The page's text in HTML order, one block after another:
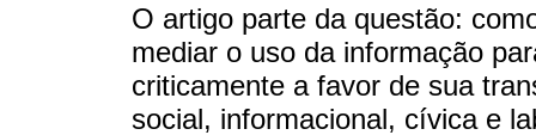
O artigo parte da questão:
mediar o uso da informação
criticamente a favor de sua
social, informacional, cívica e